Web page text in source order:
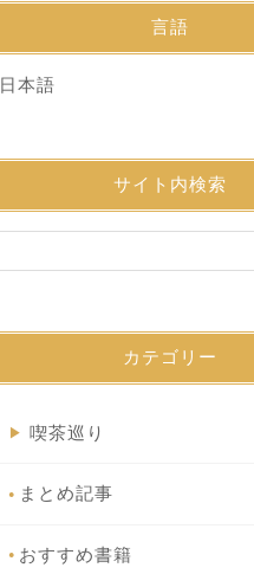
言語
日本語
サイト内検索
カテゴリー
▶ 喫茶巡り
● まとめ記事
● おすすめ書籍